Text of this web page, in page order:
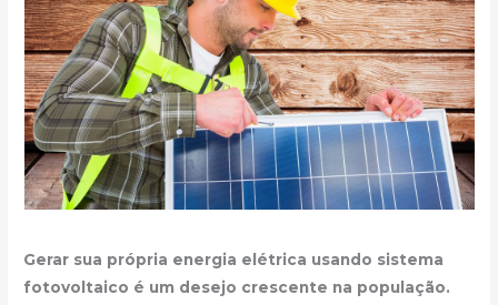
Gerar sua própria energia elétrica usando sistema
fotovoltaico é um desejo crescente na população.